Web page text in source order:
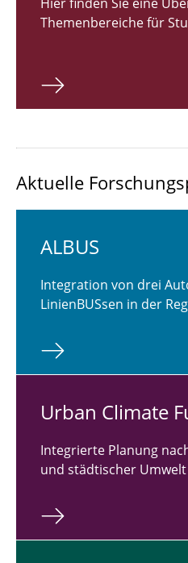
Themenbereiche für
Aktuelle
ALBUS
Integration von drei
LinienBUSsen in der
Urban Climate
Integrierte Planung
und städtischer Umwelt